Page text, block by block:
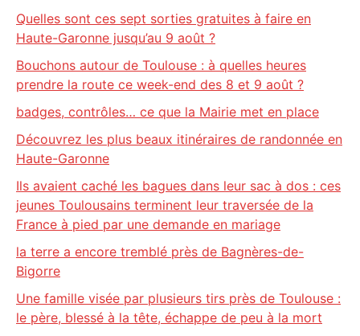
Quelles sont ces sept sorties gratuites à faire en
Haute-Garonne jusqu’au 9 août ?
Bouchons autour de Toulouse : à quelles heures
prendre la route ce week-end des 8 et 9 août ?
badges, contrôles… ce que la Mairie met en place
Découvrez les plus beaux itinéraires de randonnée en
Haute-Garonne
Ils avaient caché les bagues dans leur sac à dos : ces
jeunes Toulousains terminent leur traversée de la
France à pied par une demande en mariage
la terre a encore tremblé près de Bagnères-de-
Bigorre
Une famille visée par plusieurs tirs près de Toulouse :
le père, blessé à la tête, échappe de peu à la mort